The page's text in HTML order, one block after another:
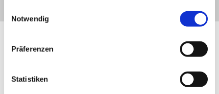
Notwendig
Präferenzen
Statistiken